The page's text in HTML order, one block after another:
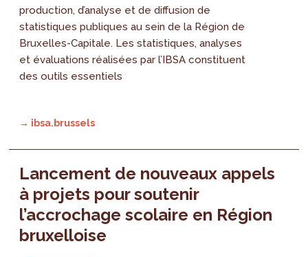
production, d’analyse et de diffusion de
statistiques publiques au sein de la Région de
Bruxelles-Capitale. Les statistiques, analyses
et évaluations réalisées par l’IBSA constituent
des outils essentiels
→ ibsa.brussels
Lancement de nouveaux appels
à projets pour soutenir
l’accrochage scolaire en Région
bruxelloise